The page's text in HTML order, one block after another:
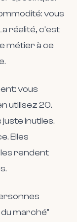
vous
réalité, c'est
métier à ce
vous
utilisez 20.
inutiles.
Elles
rendent
marché"